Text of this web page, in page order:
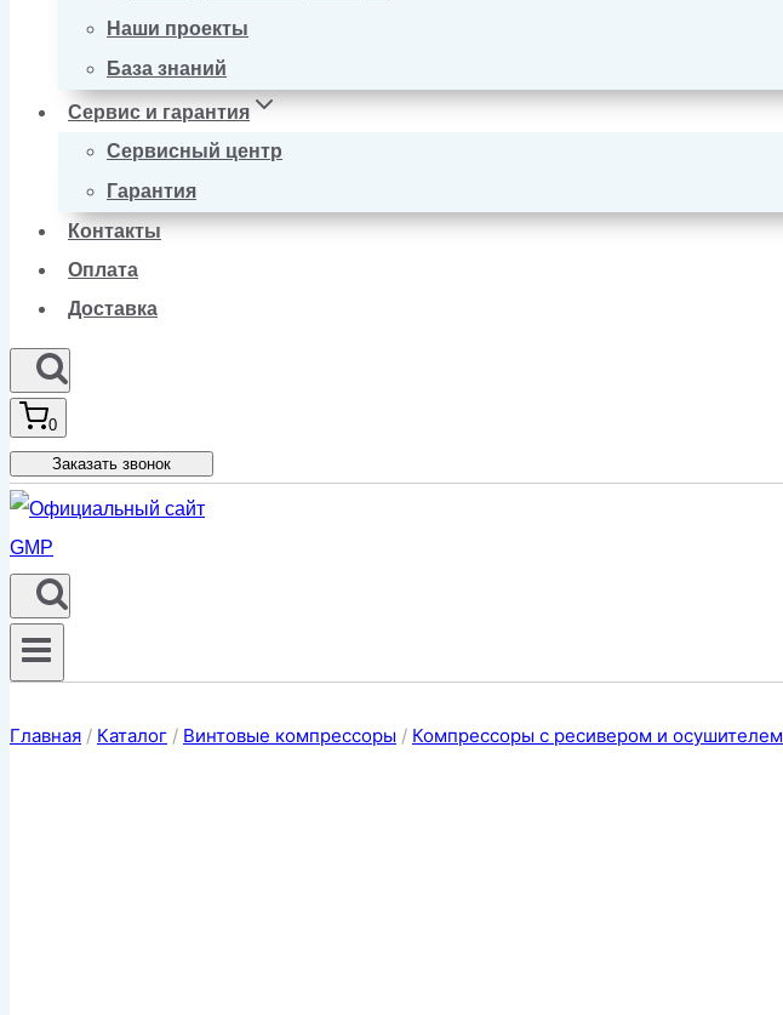
Наши проекты
База знаний
Сервис и гарантия
Сервисный центр
Гарантия
Контакты
Оплата
Доставка
0
Заказать звонок
Главная / Каталог / Винтовые компрессоры / Компрессоры с ресивером и осушителем